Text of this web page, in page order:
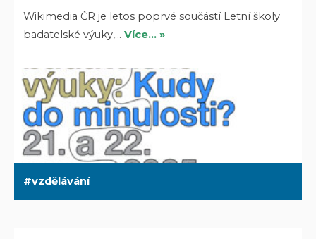
Wikimedia ČR je letos poprvé součástí Letní školy
badatelské výuky,…Více… »
vzdělávání